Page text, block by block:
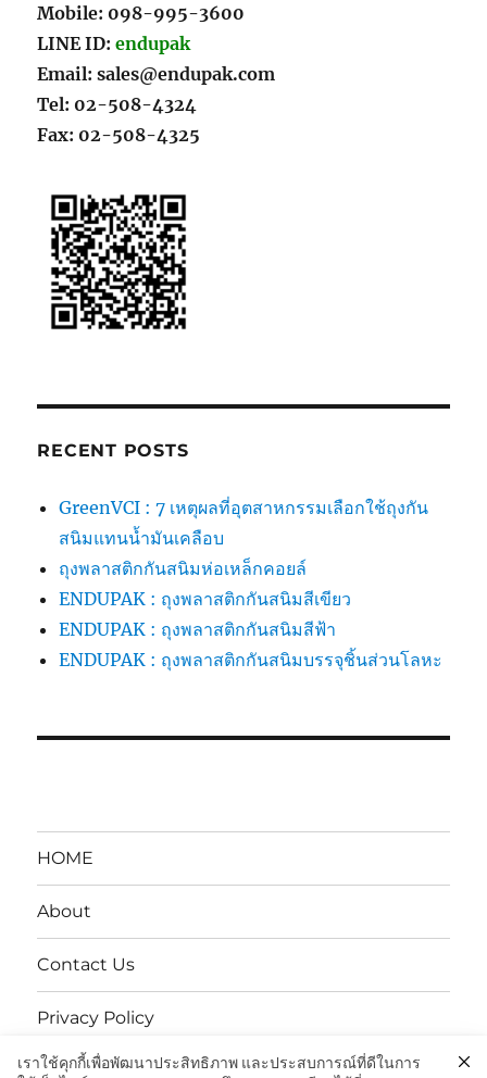
Mobile: 098-995-3600
LINE ID:endupak
Email: sales@endupak.com
Tel: 02-508-4324
Fax: 02-508-4325
RECENT POSTS
GreenVCI : 7 เหตุผลที่อุตสาหกรรมเลือกใช้ถุงกัน
สนิมแทนน้ำมันเคลือบ
ถุงพลาสติกกันสนิมห่อเหล็กคอยล์
ENDUPAK : ถุงพลาสติกกันสนิมสีเขียว
ENDUPAK : ถุงพลาสติกกันสนิมสีฟ้า
ENDUPAK : ถุงพลาสติกกันสนิมบรรจุชิ้นส่วนโลหะ
HOME
About
Contact Us
Privacy Policy
นโยบายความเป็นส่วนตัว
เราใช้คุกกี้เพื่อพัฒนาประสิทธิภาพ และประสบการณ์ที่ดีในการ